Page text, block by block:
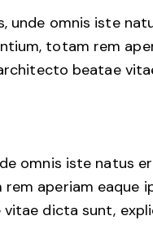
unde omnis iste
totam rem
beatae
omnis iste natus
aperiam eaque
dicta sunt,